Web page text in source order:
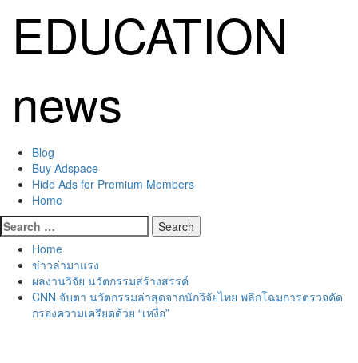
content
EDUCATION
news
Primary
Menu
Blog
Buy Adspace
Hide Ads for Premium Members
Home
Search
for:
Home
ข่าวล่ามาแรง
ผลงานวิจัย นวัตกรรมสร้างสรรค์
CNN จับตา นวัตกรรมล่าสุดจากนักวิจัยไทย พลิกโฉมการตรวจคัด
กรองความเครียดด้วย “เหงื่อ”